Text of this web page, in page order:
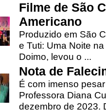
Filme de São
Americano
Produzido em São
e Tuti: Uma Noite
Doimo, levou o ...
Nota de
É com imenso
Professora Diana
dezembro de 2023.